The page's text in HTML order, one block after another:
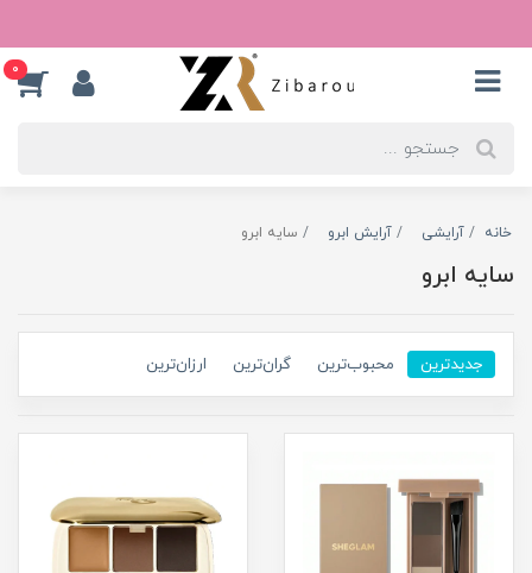
0
خانه آرایشی آرایش ابرو سایه ابرو
سایه ابرو
جدیدترین محبوب‌ترین گران‌ترین ارزان‌ترین